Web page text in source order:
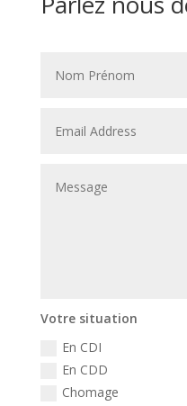
Votre situation
En CDI
En CDD
Chomage